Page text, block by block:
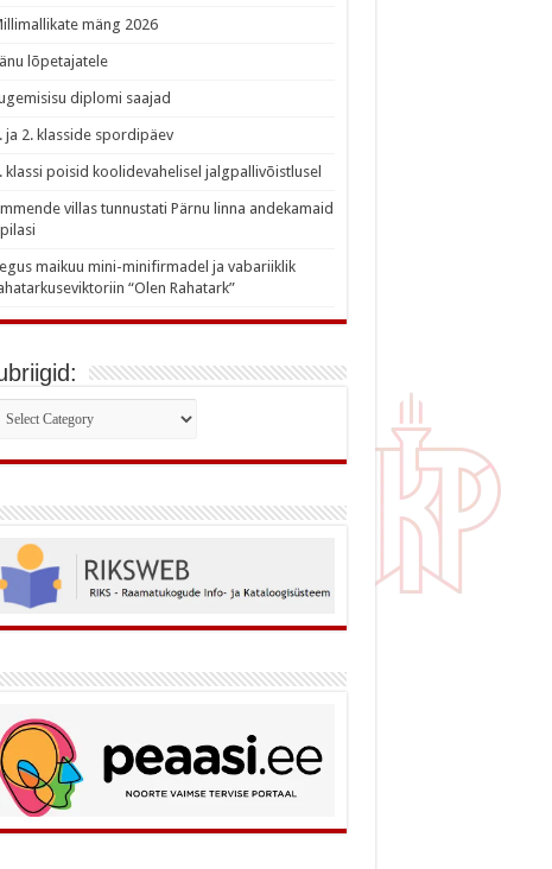
mäng 2026
lõpetajatele
diplomi saajad
ja 2. klasside spordipäev
klassi poisid koolidevahelisel jalgpallivõistlusel
villas tunnustati Pärnu linna andekamaid
maikuu mini-minifirmadel ja vabariiklik
“Olen Rahatark”